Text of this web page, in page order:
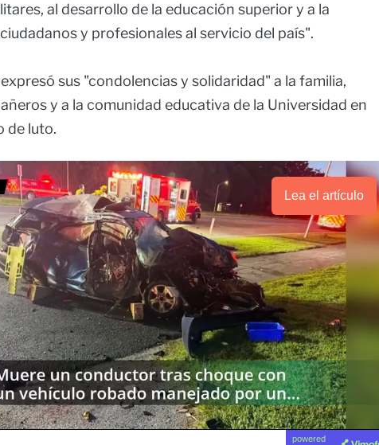
al desarrollo de la educación superior y a la
y profesionales al servicio del país".
sus "condolencias y solidaridad" a la familia,
y a la comunidad educativa de la Universidad en
de luto.
Lea el artículo
powered